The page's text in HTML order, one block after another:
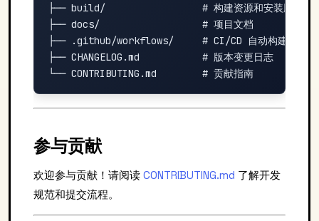
├── build/                 # 构建资源和安装脚本
├── docs/                  # 项目文档
├── .github/workflows/     # CI/CD 自动构建
├── CHANGELOG.md           # 版本变更日志
参与贡献
欢迎参与贡献！请阅读 CONTRIBUTING.md 了解开发
规范和提交流程。